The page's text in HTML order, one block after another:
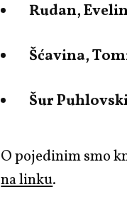
Rudan,
Šćavina,
Šur
O pojedinim smo
na linku.